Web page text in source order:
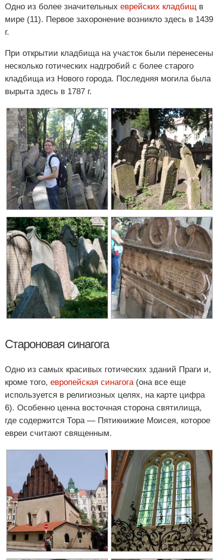
Одно из более значительных еврейских кладбищ в
мире (11). Первое захоронение возникло здесь в 1439
г.
При открытии кладбища на участок были перенесены
несколько готических надгробий с более старого
кладбища из Нового города. Последняя могила была
вырыта здесь в 1787 г.
Староновая синагога
Одно из самых красивых готических зданий Праги и,
кроме того, европейская синагога(она все еще
используется в религиозных целях, на карте цифра
6). Особенно ценна восточная сторона святилища,
где содержится Тора — Пятикнижие Моисея, которое
евреи считают священным.